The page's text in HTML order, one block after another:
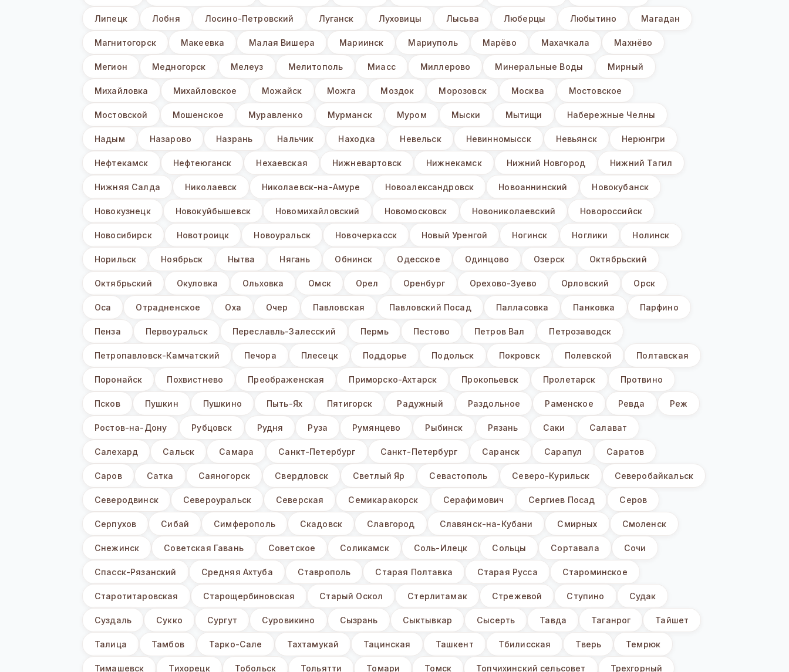
Липецк Лобня Лосино-Петровский Луганск Луховицы Лысьва Люберцы Любытино Магадан
Магнитогорск Макеевка Малая Вишера Мариинск Мариуполь Марёво Махачкала Махнёво
Мегион Медногорск Мелеуз Мелитополь Миасс Миллерово Минеральные Воды Мирный
Михайловка Михайловское Можайск Можга Моздок Морозовск Москва Мостовское
Мостовской Мошенское Муравленко Мурманск Муром Мыски Мытищи Набережные Челны
Надым Назарово Назрань Нальчик Находка Невельск Невинномысск Невьянск Нерюнгри
Нефтекамск Нефтеюганск Нехаевская Нижневартовск Нижнекамск Нижний Новгород Нижний Тагил
Нижняя Салда Николаевск Николаевск-на-Амуре Новоалександровск Новоаннинский Новокубанск
Новокузнецк Новокуйбышевск Новомихайловский Новомосковск Новониколаевский Новороссийск
Новосибирск Новотроицк Новоуральск Новочеркасск Новый Уренгой Ногинск Ноглики Нолинск
Норильск Ноябрьск Нытва Нягань Обнинск Одесское Одинцово Озерск Октябрьский
Октябрьский Окуловка Ольховка Омск Орел Оренбург Орехово-Зуево Орловский Орск
Оса Отрадненское Оха Очер Павловская Павловский Посад Палласовка Панковка Парфино
Пенза Первоуральск Переславль-Залесский Пермь Пестово Петров Вал Петрозаводск
Петропавловск-Камчатский Печора Плесецк Поддорье Подольск Покровск Полевской Полтавская
Поронайск Похвистнево Преображенская Приморско-Ахтарск Прокопьевск Пролетарск Протвино
Псков Пушкин Пушкино Пыть-Ях Пятигорск Радужный Раздольное Раменское Ревда Реж
Ростов-на-Дону Рубцовск Рудня Руза Румянцево Рыбинск Рязань Саки Салават
Салехард Сальск Самара Санкт-Петербург Санкт-Петербург Саранск Сарапул Саратов
Саров Сатка Саяногорск Свердловск Светлый Яр Севастополь Северо-Курильск Северобайкальск
Северодвинск Североуральск Северская Семикаракорск Серафимович Сергиев Посад Серов
Серпухов Сибай Симферополь Скадовск Славгород Славянск-на-Кубани Смирных Смоленск
Снежинск Советская Гавань Советское Соликамск Соль-Илецк Сольцы Сортавала Сочи
Спасск-Рязанский Средняя Ахтуба Ставрополь Старая Полтавка Старая Русса Староминское
Старотитаровская Старощербиновская Старый Оскол Стерлитамак Стрежевой Ступино Судак
Суздаль Сукко Сургут Суровикино Сызрань Сыктывкар Сысерть Тавда Таганрог Тайшет
Талица Тамбов Тарко-Сале Тахтамукай Тацинская Ташкент Тбилисская Тверь Темрюк
Тимашевск Тихорецк Тобольск Тольятти Томари Томск Топчихинский сельсовет Трехгорный